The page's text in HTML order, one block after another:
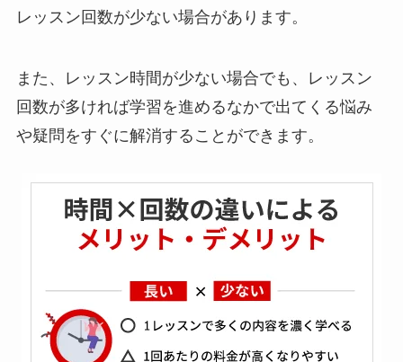
レッスン回数が少ない場合があります。
また、レッスン時間が少ない場合でも、レッスン
回数が多ければ学習を進めるなかで出てくる悩み
や疑問をすぐに解消することができます。